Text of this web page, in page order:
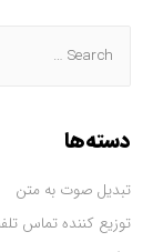
دسته‌ها
تبدیل صوت به متن
توزیع کننده تماس